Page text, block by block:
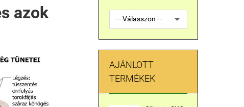
azok
AJÁNLOTT
TERMÉKEK